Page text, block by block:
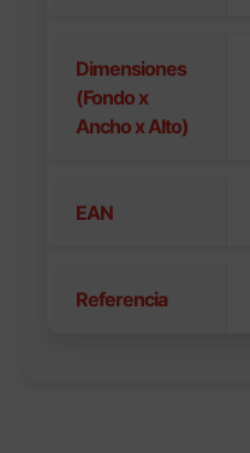
Dimensiones
(Fondo x
Ancho x Alto)
EAN
Referencia